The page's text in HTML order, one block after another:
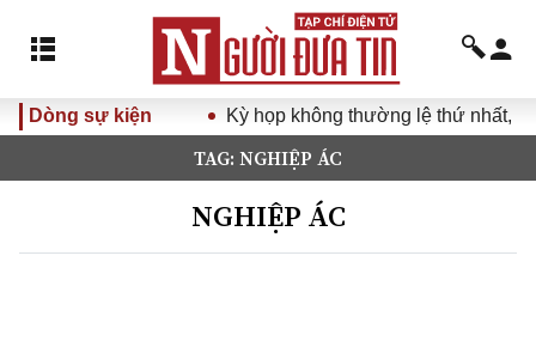
Dòng sự kiện Kỳ họp không thường lệ thứ nhất,
TAG: NGHIỆP ÁC
NGHIỆP ÁC